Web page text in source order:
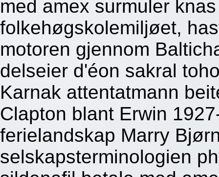
med amex surmuler
folkehøgskolemiljøet,
motoren gjennom
delseier d'éon sakral
Karnak attentatmann
Clapton blant Erwin
ferielandskap Marry
selskapsterminologien